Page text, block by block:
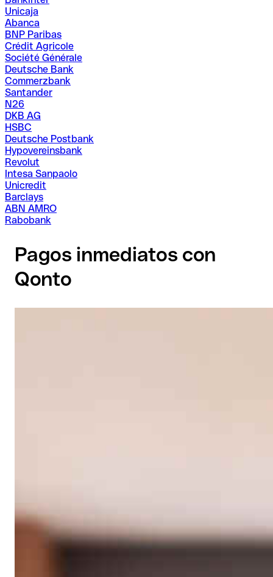
Unicaja
Abanca
BNP Paribas
Crédit Agricole
Société Générale
Deutsche Bank
Commerzbank
Santander
N26
DKB AG
HSBC
Deutsche Postbank
Hypovereinsbank
Revolut
Intesa Sanpaolo
Unicredit
Barclays
ABN AMRO
Rabobank
Pagos inmediatos con
Qonto